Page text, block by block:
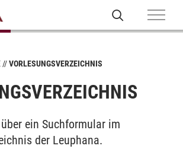
VORLESUNGSVERZEICHNIS
über ein Suchformular im
der Leuphana.